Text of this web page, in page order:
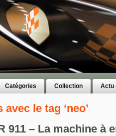
Catégories Collection Actu
le tag ‘neo’
911 – La machine à